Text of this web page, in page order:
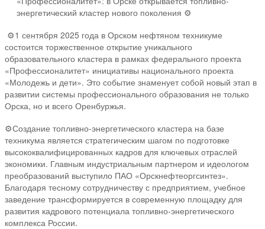
энергетический кластер нового поколения ⚙️
⚙️1 сентября 2025 года в Орском нефтяном техникуме
состоится торжественное открытие уникального
образовательного кластера в рамках федерального проекта
«Профессионалитет» инициативы национального проекта
«Молодежь и дети». Это событие знаменует собой новый этап в
развитии системы профессионального образования не только
Орска, но и всего Оренбуржья.
⚙️Создание топливно-энергетического кластера на базе
техникума является стратегическим шагом по подготовке
высококвалифицированных кадров для ключевых отраслей
экономики. Главным индустриальным партнером и идеологом
преобразований выступило ПАО «Орскнефтеоргсинтез».
Благодаря тесному сотрудничеству с предприятием, учебное
заведение трансформируется в современную площадку для
развития кадрового потенциала топливно-энергетического
комплекса России.